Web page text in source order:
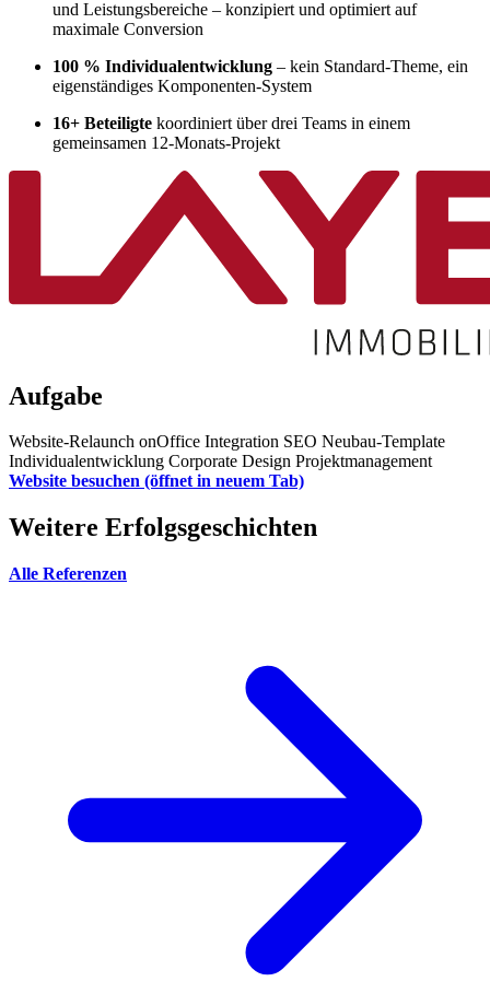
und Leistungsbereiche – konzipiert und optimiert auf
maximale Conversion
100 % Individualentwicklung – kein Standard-Theme, ein
eigenständiges Komponenten-System
16+ Beteiligte koordiniert über drei Teams in einem
gemeinsamen 12-Monats-Projekt
Aufgabe
Website-Relaunch onOffice Integration SEO Neubau-Template
Individualentwicklung Corporate Design Projektmanagement
Website besuchen (öffnet in neuem Tab)
Weitere Erfolgsgeschichten
Alle Referenzen